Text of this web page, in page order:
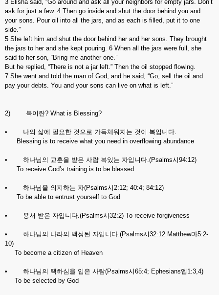
3 Elisha said, “Go around and ask all your neighbors for empty jars. Don’t
ask for just a few. 4 Then go inside and shut the door behind you and
your sons. Pour oil into all the jars, and as each is filled, put it to one
side.”
5 She left him and shut the door behind her and her sons. They brought
the jars to her and she kept pouring. 6 When all the jars were full, she
said to her son, “Bring me another one.”
But he replied, “There is not a jar left.” Then the oil stopped flowing.
7 She went and told the man of God, and he said, “Go, sell the oil and
pay your debts. You and your sons can live on what is left.”
2) 복이란? What is Blessing?
• 나의 삶에 필요한 것으로 가득체워지는 것이 복입니다.
Blessing is to receive what you need in overflowing abundance
• 하나님의 교훈을 받은 사람 복있는 자입니다.(Psalms시94:12)
To receive God’s training is to be blessed
• 하나님을 의지하는 자(Psalms시2:12; 40:4; 84:12)
To be able to entrust yourself to God
• 용서 받은 자입니다.(Psalms시32:2) To receive forgiveness
• 하나님의 나라의 백성된 자입니다.(Psalms시32:12 Matthew마5:2-
10)
To become a citizen of Heaven
• 하나님의 택하심을 입은 사람(Psalms시65:4; Ephesians엡1:3,4)
To be selected by God